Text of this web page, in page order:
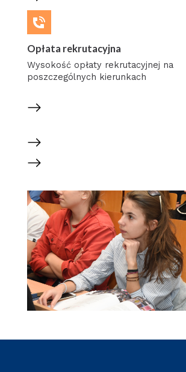
Opłata rekrutacyjna
Wysokość opłaty rekrutacyjnej na
poszczególnych kierunkach